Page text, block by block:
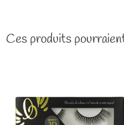
Ces produits